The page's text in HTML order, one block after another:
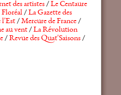
des artistes/Le Centaure
Floréal/La Gazette des
l'Est/Mercure de France/
au vent/La Révolution
/Revue des Quat'Saisons/